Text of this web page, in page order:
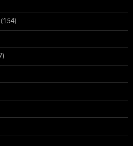
(154)